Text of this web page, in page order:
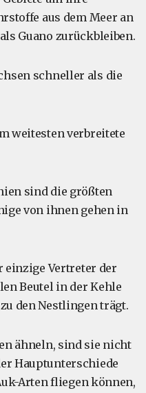
aus dem Meer an
Guano zurückbleiben.
schneller als die
weitesten verbreitete
sind die größten
von ihnen gehen in
einzige Vertreter der
Beutel in der Kehle
den Nestlingen trägt.
ähneln, sind sie nicht
Hauptunterschiede
Arten fliegen können,